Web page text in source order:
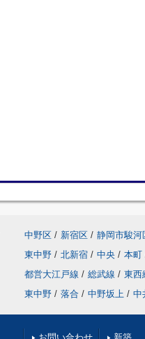
中野区 / 新宿区 / 静岡市駿河
東中野 / 北新宿 / 中央 / 本町
都営大江戸線 / 総武線 / 東西
東中野 / 落合 / 中野坂上 / 中